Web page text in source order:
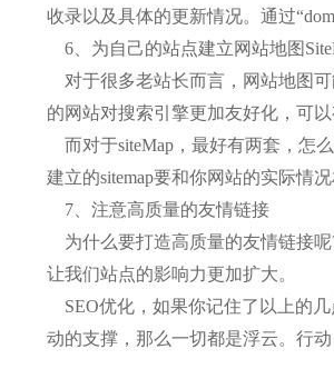
收录以及具体的更新情况。通过
6、为自己的站点建立网站地图
对于很多老站长而言，网站地图
的网站对搜索引擎更加友好化，可
而对于siteMap，最好有两套，怎
建立的sitemap要和你网站的实际情况
7、注意高质量的友情链接
为什么要打造高质量的友情链接呢
让我们站点的影响力更加扩大。
SEO优化，如果你记住了以上的
动的支撑，那么一切都是浮云。行